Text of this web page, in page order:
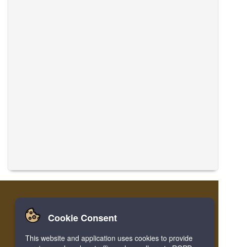
Accueil Login Register
Facebook Twitter Bookmark
Cookie Consent
This website and application uses cookies to provide